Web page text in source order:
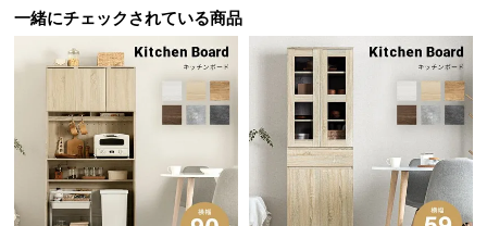
つ
い
て
開
設
置
サ
一緒にチェックされている商品